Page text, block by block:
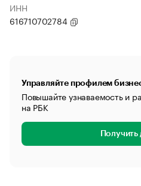
ИНН
616710702784
Управляйте профилем
Повышайте узнаваемость и
на РБК
Получить